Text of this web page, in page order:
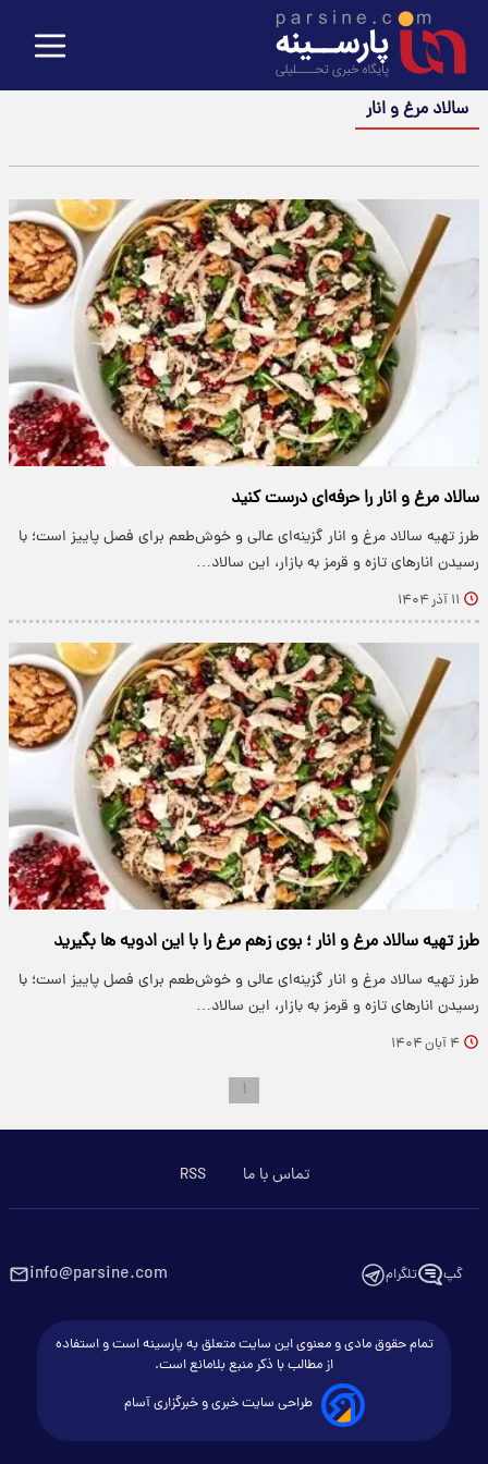
سالاد مرغ و انار
سالاد مرغ و انار را حرفه‌ای درست کنید
طرز تهیه سالاد مرغ و انار گزینه‌ای عالی و خوش‌طعم برای فصل پاییز است؛ با
رسیدن انارهای تازه و قرمز به بازار، این سالاد…
۱۱ آذر ۱۴۰۴
طرز تهیه سالاد مرغ و انار ؛ بوی زهم مرغ را با این ادویه ها بگیرید
طرز تهیه سالاد مرغ و انار گزینه‌ای عالی و خوش‌طعم برای فصل پاییز است؛ با
رسیدن انارهای تازه و قرمز به بازار، این سالاد…
۴ آبان ۱۴۰۴
۱
تماس با ما RSS
گپ تلگرام info@parsine.com
تمام حقوق مادی و معنوی این سایت متعلق به پارسینه است و استفاده
از مطالب با ذکر منبع بلامانع است.
طراحی سایت خبری و خبرگزاری آسام